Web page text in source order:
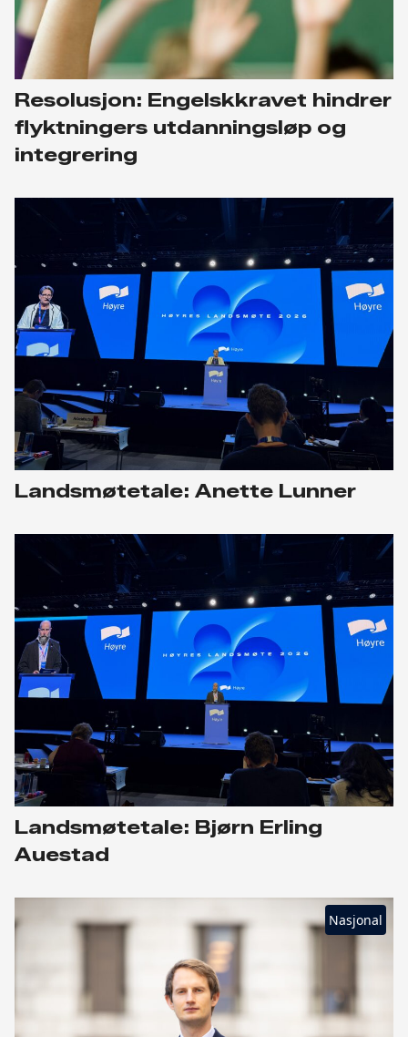
Resolusjon: Engelskkravet hindrer
flyktningers utdanningsløp og
integrering
Landsmøtetale: Anette Lunner
Landsmøtetale: Bjørn Erling
Auestad
Nasjonal